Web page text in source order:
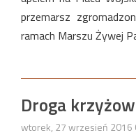
przemarsz
ramach Marszu Żywej
Droga
wtorek, 27 wrzesień 2016